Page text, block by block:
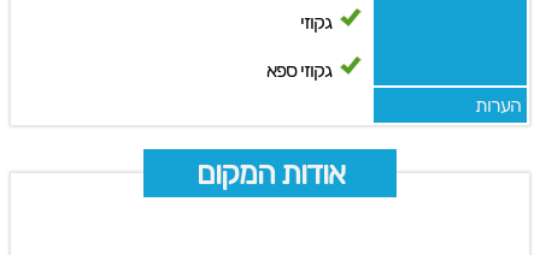
גקוזי
גקוזי ספא
הערות
אודות המקום